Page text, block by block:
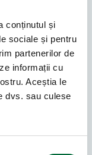
conținutul și
sociale și pentru
partenerilor de
informații cu
Aceștia le
dvs. sau culese
sarcinii. Ne
de ultimă
că
noastră.
unice
prenatală
Cu